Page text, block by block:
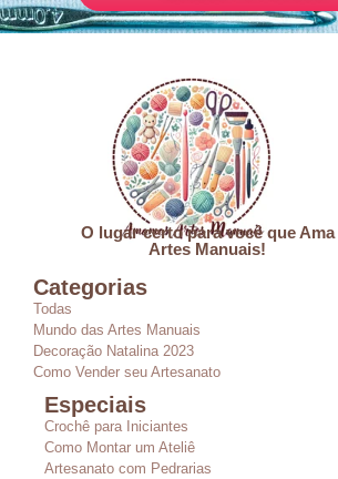
O lugar certo para você que Ama
Artes Manuais!
Categorias
Todas
Mundo das Artes Manuais
Decoração Natalina 2023
Como Vender seu Artesanato
Especiais
Crochê para Iniciantes
Como Montar um Ateliê
Artesanato com Pedrarias